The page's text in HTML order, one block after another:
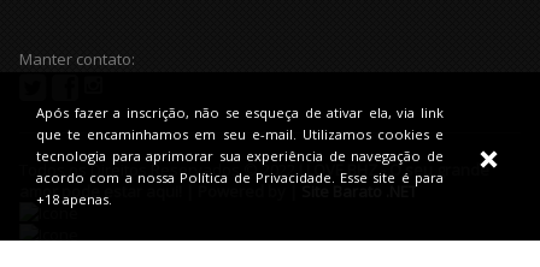
Manter contato:
Todos os Direitos Reservados © 2022 I LOVE BHZ - O seu grande
amor pode estar aqui! | Powered by |
Site Barato .NET
Após fazer a inscrição, não se esqueça de ativar ela, via link
que te encaminhamos em seu e-mail. Utilizamos cookies e
tecnologia para aprimorar sua experiência de navegação de
acordo com a nossa Política de Privacidade. Esse site é para
+18 apenas.